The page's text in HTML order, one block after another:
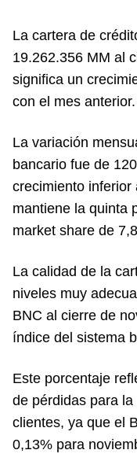
La cartera de
19.262.356 MM al
significa un
con el mes anterior.
La variación
bancario fue de
crecimiento inferior
mantiene la quinta
market share de
La calidad de la
niveles muy
BNC al cierre de
índice del sistema
Este porcentaje
de pérdidas para
clientes, ya que el
0,13% para